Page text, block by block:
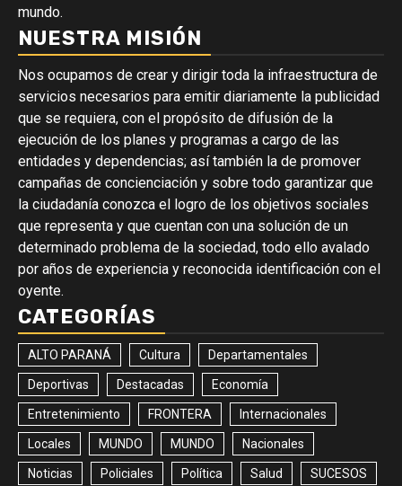
mundo.
NUESTRA MISIÓN
Nos ocupamos de crear y dirigir toda la infraestructura de
servicios necesarios para emitir diariamente la publicidad
que se requiera, con el propósito de difusión de la
ejecución de los planes y programas a cargo de las
entidades y dependencias; así también la de promover
campañas de concienciación y sobre todo garantizar que
la ciudadanía conozca el logro de los objetivos sociales
que representa y que cuentan con una solución de un
determinado problema de la sociedad, todo ello avalado
por años de experiencia y reconocida identificación con el
oyente.
CATEGORÍAS
ALTO PARANÁ Cultura Departamentales
Deportivas Destacadas Economía
Entretenimiento FRONTERA Internacionales
Locales MUNDO MUNDO Nacionales
Noticias Policiales Política Salud SUCESOS